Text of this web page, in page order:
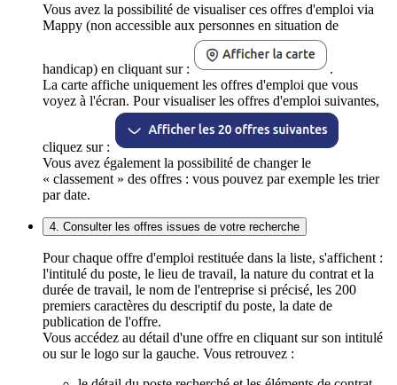
Vous avez la possibilité de visualiser ces offres d'emploi via
Mappy (non accessible aux personnes en situation de
handicap) en cliquant sur :
.
La carte affiche uniquement les offres d'emploi que vous
voyez à l'écran. Pour visualiser les offres d'emploi suivantes,
cliquez sur :
Vous avez également la possibilité de changer le
« classement » des offres : vous pouvez par exemple les trier
par date.
4. Consulter les offres issues de votre recherche
Pour chaque offre d'emploi restituée dans la liste, s'affichent :
l'intitulé du poste, le lieu de travail, la nature du contrat et la
durée de travail, le nom de l'entreprise si précisé, les 200
premiers caractères du descriptif du poste, la date de
publication de l'offre.
Vous accédez au détail d'une offre en cliquant sur son intitulé
ou sur le logo sur la gauche. Vous retrouvez :